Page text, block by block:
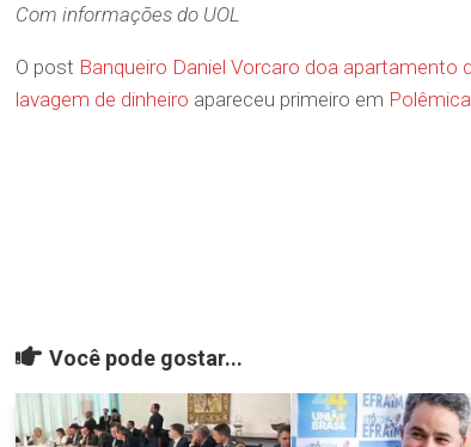
Com informações do UOL
O post Banqueiro Daniel Vorcaro doa apartamento
lavagem de dinheiro apareceu primeiro em
Você pode gostar...